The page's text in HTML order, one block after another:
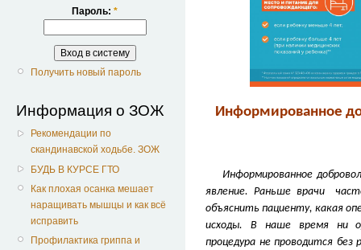
Пароль: *
Получить новый пароль
Информация о ЗОЖ
Рекомендации по
скандинавской ходьбе. ЗОЖ
БУДЬ В КУРСЕ ГТО
Как плохая осанка мешает
наращивать мышцы и как всё
исправить
Профилактика гриппа и
Информированное
Информированное
явление. Раньше врачи
объяснить пациенту, какая
исходы. В наше время ни
процедура не проводится